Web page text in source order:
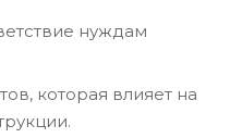
нуждам
которая влияет на